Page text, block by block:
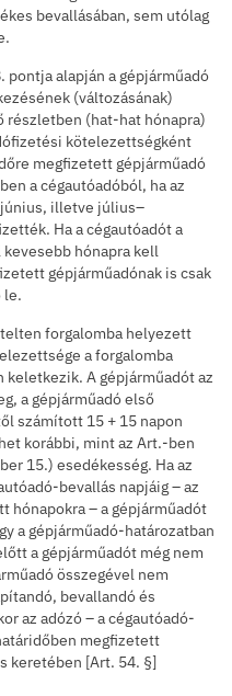
bevallásában, sem utólag
alapján a gépjárműadó
(változásának)
(hat-hat hónapra)
kötelezettségként
megfizetett gépjárműadó
a cégautóadóból, ha az
illetve július–
Ha a cégautóadót a
hónapra kell
gépjárműadónak is csak
le.
forgalomba helyezett
a forgalomba
A gépjárműadót az
a gépjárműadó első
számított 15 + 15 napon
korábbi, mint az Art.-ben
15.) esedékesség. Ha az
bevallás napjáig – az
– a gépjárműadót
a gépjárműadó-határozatban
a gépjárműadót még nem
összegével nem
bevallandó és
az adózó – a cégautóadó-
megfizetett
keretében [Art. 54. §]